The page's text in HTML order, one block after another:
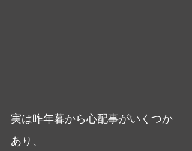
実は昨年暮から心配事がいくつか
あり、